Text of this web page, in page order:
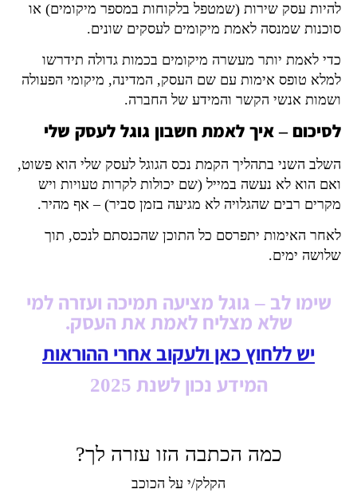
להיות עסק שירות (שמטפל בלקוחות במספר מיקומים) או
סוכנות שמנסה לאמת מיקומים לעסקים שונים.
כדי לאמת יותר מעשרה מיקומים בכמות גדולה תידרשו
למלא טופס אימות עם שם העסק, המדינה, מיקומי הפעולה
ושמות אנשי הקשר והמידע של החברה.
לסיכום – איך לאמת חשבון גוגל לעסק שלי
השלב השני בתהליך הקמת נכס הגוגל לעסק שלי הוא פשוט,
ואם הוא לא נעשה במייל (שם יכולות לקרות טעויות ויש
מקרים רבים שהגלויה לא מגיעה בזמן סביר) – אף מהיר.
לאחר האימות יתפרסם כל התוכן שהכנסתם לנכס, תוך
שלושה ימים.
שימו לב – גוגל מציעה תמיכה ועזרה למי
שלא מצליח לאמת את העסק.
יש ללחוץ כאן ולעקוב אחרי ההוראות
המידע נכון לשנת 2025
כמה הכתבה הזו עזרה לך?
הקלק/י על הכוכב